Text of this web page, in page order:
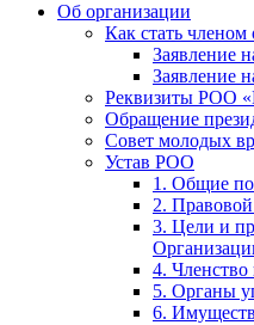
Об организации
Как стать членом
Заявление
Заявление
Реквизиты РОО
Обращение
Совет молодых
Устав РОО
1. Общие
2.
3. Цели и
4.
5. Органы
6.